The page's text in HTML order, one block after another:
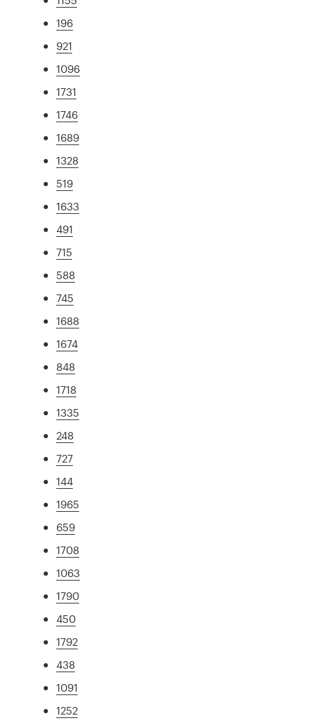
196
921
1096
1731
1746
1689
1328
519
1633
491
715
588
745
1688
1674
848
1718
1335
248
727
144
1965
659
1708
1063
1790
450
1792
438
1091
1252